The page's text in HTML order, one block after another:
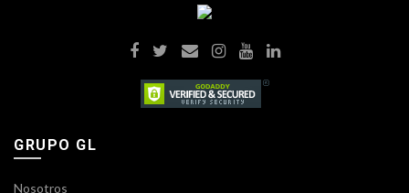
GRUPO GL
Nosotros